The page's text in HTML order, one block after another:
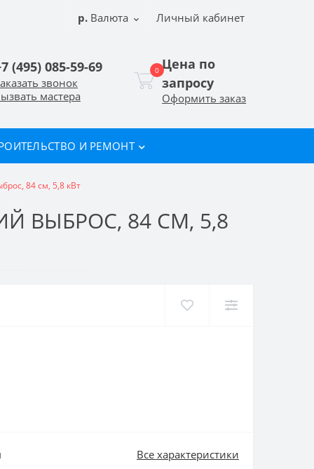
р. Валюта Личный кабинет
(495) 085-59-69
звонок
мастера
0 Цена по
запросу
Оформить заказ
И РЕМОНТ
84 см, 5,8 кВт
ВЫБРОС, 84 СМ, 5,8
Все характеристики